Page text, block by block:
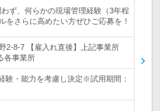
ず、何らかの現場管理経験（3年程
さらに高めたい方ぜひご応募を！
2-8-7 【雇入れ直後】上記事業所
各事業所
験・能力を考慮し決定※試用期間：